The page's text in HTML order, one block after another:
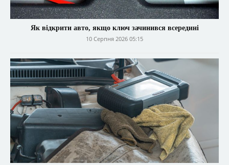
Як відкрити авто, якщо ключ зачинився всередині
10 Серпня 2026 05:15